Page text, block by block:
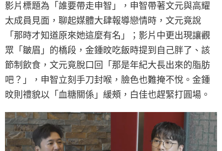
影片標題為「誰要帶走申智」，申智帶著文元與高耀
太成員見面，聊起媒體大肆報導戀情時，文元竟說
「那時才知道原來她這麼有名」；影片中更出現讓觀
眾「皺眉」的橋段，金鍾旼吃飯時提到自己胖了、該
節制飲食，文元竟脫口回「那是年紀大長出來的脂肪
吧？」，申智立刻手刀封喉，臉色也難掩不悅。金鍾
旼則禮貌以「血糖關係」緩頰，白佳也趕緊打圓場。